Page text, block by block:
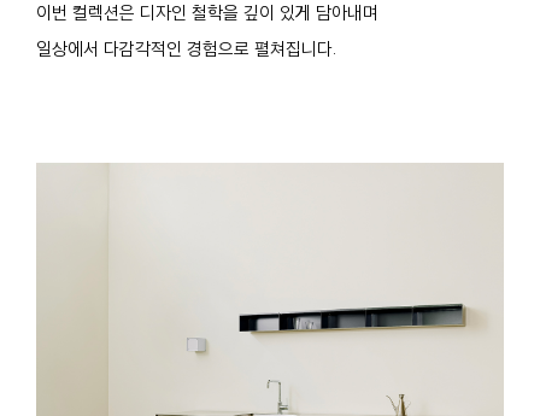
이번 컬렉션은 디자인 철학을 깊이 있게 담아내며
일상에서 다감각적인 경험으로 펼쳐집니다.